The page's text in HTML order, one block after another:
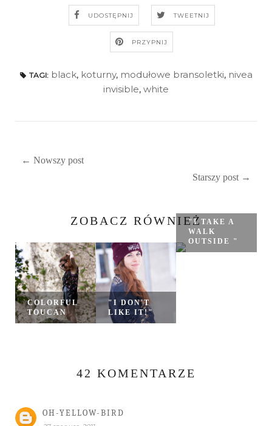
UDOSTĘPNIJ TWEETNIJ
PRZYPNIJ
TAGI: black, koturny, modułowe bransoletki, nivea
invisible, white
← Nowszy post
Starszy post →
ZOBACZ RÓWNIEŻ
COLORFUL
TOUCAN
"I DON'T
LIKE IT!"
"I TAKE A
WALK
OUTSIDE "
42 KOMENTARZE
OH-YELLOW-BIRD